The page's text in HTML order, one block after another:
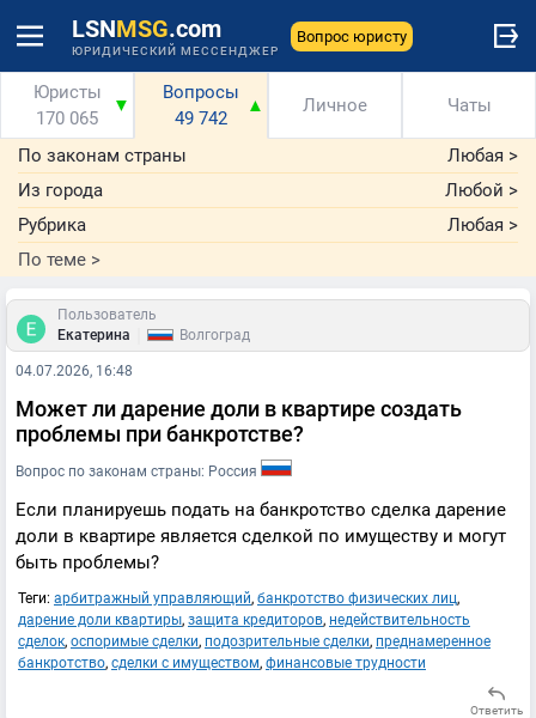
LSNMSG.com
ЮРИДИЧЕСКИЙ МЕССЕНДЖЕР
Вопрос юристу
Юристы
170 065
▼
Вопросы
49 742
▲ Личное Чаты
По законам страны Любая >
Из города
Любой >
Рубрика
Любая >
По теме >
Пользователь
Екатерина
Волгоград
04.07.2026, 16:48
Может ли дарение доли в квартире создать
проблемы при банкротстве?
Вопрос по законам страны: Россия
Если планируешь подать на банкротство сделка дарение
доли в квартире является сделкой по имуществу и могут
быть проблемы?
Теги: арбитражный управляющий, банкротство физических лиц,
дарение доли квартиры, защита кредиторов, недействительность
сделок, оспоримые сделки, подозрительные сделки, преднамеренное
банкротство, сделки с имуществом, финансовые трудности
Ответить